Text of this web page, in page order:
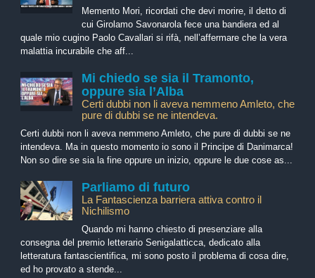
Memento Mori, ricordati che devi morire, il detto di
cui Girolamo Savonarola fece una bandiera ed al
quale mio cugino Paolo Cavallari si rifà, nell’affermare che la vera
malattia incurabile che aff...
Mi chiedo se sia il Tramonto,
oppure sia l’Alba
Certi dubbi non li aveva nemmeno Amleto, che
pure di dubbi se ne intendeva.
Certi dubbi non li aveva nemmeno Amleto, che pure di dubbi se ne
intendeva. Ma in questo momento io sono il Principe di Danimarca!
Non so dire se sia la fine oppure un inizio, oppure le due cose as...
Parliamo di futuro
La Fantascienza barriera attiva contro il
Nichilismo
Quando mi hanno chiesto di presenziare alla
consegna del premio letterario Senigalatticca, dedicato alla
letteratura fantascientifica, mi sono posto il problema di cosa dire,
ed ho provato a stende...